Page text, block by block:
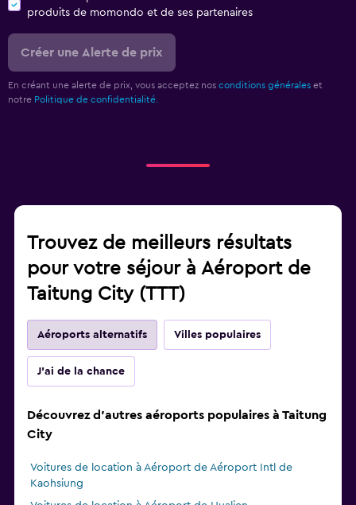
produits de momondo et de ses partenaires
Créer une Alerte de prix
En créant une alerte de prix, vous acceptez nos conditions générales et
notre Politique de confidentialité.
Trouvez de meilleurs résultats
pour votre séjour à Aéroport de
Taitung City (TTT)
Aéroports alternatifs Villes populaires
J'ai de la chance
Découvrez d'autres aéroports populaires à Taitung
City
Voitures de location à Aéroport de Aéroport Intl de
Kaohsiung